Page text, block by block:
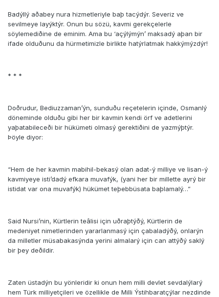
Badýllý aðabey nura hizmetleriyle baþ tacýdýr. Severiz ve
sevilmeye layýktýr. Onun bu sözü, kavmi gerekçelerle
söylemediðine de eminim. Ama bu ‘açýlýmýn’ maksadý aþan bir
ifade olduðunu da hürmetimizle birlikte hatýrlatmak hakkýmýzdýr!
* * *
Doðrudur, Bediuzzaman’ýn, sunduðu reçetelerin içinde, Osmanlý
döneminde olduðu gibi her bir kavmin kendi örf ve adetlerini
yaþatabileceði bir hükümeti olmasý gerektiðini de yazmýþtýr.
Þöyle diyor:
“Hem de her kavmin mabihil-bekasý olan adat-ý milliye ve lisan-ý
kavmiyeye isti’dadý efkara muvafýk, (yani her bir millette ayrý bir
istidat var ona muvafýk) hükümet teþebbüsata baþlamalý…”
Said Nursi’nin, Kürtlerin teâlisi için uðraþtýðý, Kürtlerin de
medeniyet nimetlerinden yararlanmasý için çabaladýðý, onlarýn
da milletler müsabakasýnda yerini almalarý için can attýðý saklý
bir þey deðildir.
Zaten üstadýn bu yönleridir ki onun hem milli devlet sevdalýlarý
hem Türk milliyetçileri ve özellikle de Milli Ýstihbaratçýlar nezdinde